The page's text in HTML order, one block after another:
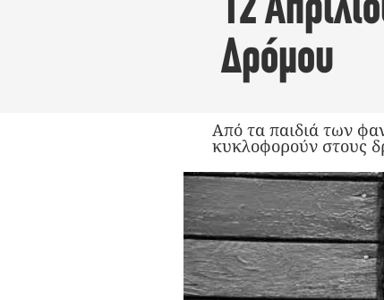
12
Δρόμου
Από τα παιδιά των
κυκλοφορούν στους